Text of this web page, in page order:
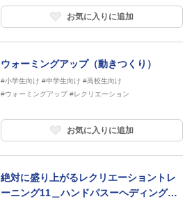
お気に入りに追加
ウォーミングアップ（動きつくり）
#小学生向け #中学生向け #高校生向け
#ウォーミングアップ #レクリエーション
お気に入りに追加
絶対に盛り上がるレクリエーショントレ
ーニング11＿ハンドパスーヘディングゲ